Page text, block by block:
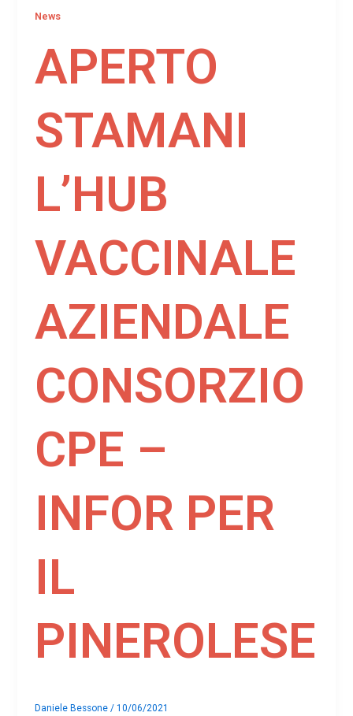
News
APERTO
STAMANI
L’HUB
VACCINALE
AZIENDALE
CONSORZIO
CPE –
INFOR PER
IL
PINEROLESE
Daniele Bessone/10/06/2021